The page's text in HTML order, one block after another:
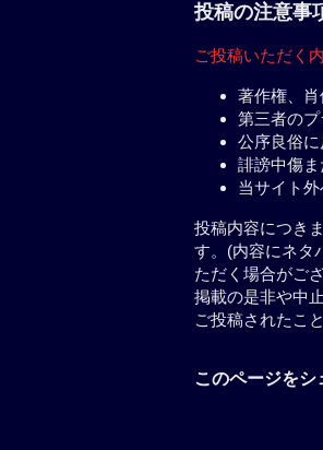
投稿の注意事
ご投稿いただく内
著作権、
第三者の
公序良俗
誹謗中傷
当サイト
投稿内容につき
す。(内容にネタ
ただく場合がご
掲載の是非や中
ご投稿されたこ
このページをシ